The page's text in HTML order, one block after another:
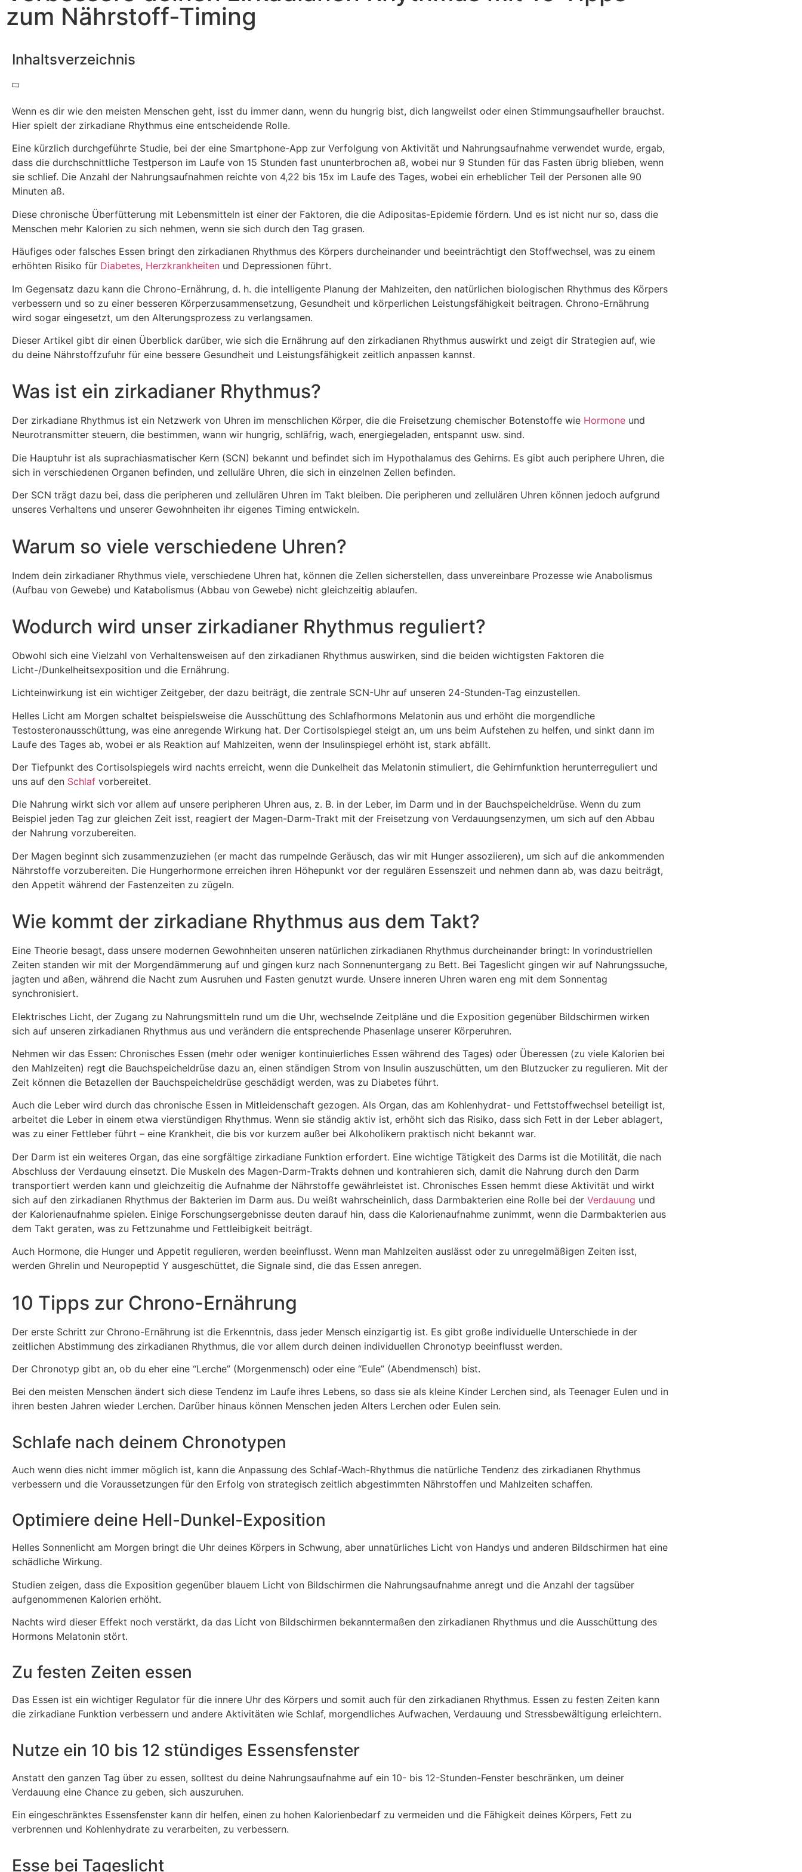
zum Nährstoff-Timing
Inhaltsverzeichnis
Wenn es dir wie den meisten Menschen geht, isst du immer dann, wenn du hungrig bist, dich langweilst oder einen Stimmungsaufheller brauchst.
Hier spielt der zirkadiane Rhythmus eine entscheidende Rolle.
Eine kürzlich durchgeführte Studie, bei der eine Smartphone-App zur Verfolgung von Aktivität und Nahrungsaufnahme verwendet wurde, ergab,
dass die durchschnittliche Testperson im Laufe von 15 Stunden fast ununterbrochen aß, wobei nur 9 Stunden für das Fasten übrig blieben, wenn
sie schlief. Die Anzahl der Nahrungsaufnahmen reichte von 4,22 bis 15x im Laufe des Tages, wobei ein erheblicher Teil der Personen alle 90
Minuten aß.
Diese chronische Überfütterung mit Lebensmitteln ist einer der Faktoren, die die Adipositas-Epidemie fördern. Und es ist nicht nur so, dass die
Menschen mehr Kalorien zu sich nehmen, wenn sie sich durch den Tag grasen.
Häufiges oder falsches Essen bringt den zirkadianen Rhythmus des Körpers durcheinander und beeinträchtigt den Stoffwechsel, was zu einem
erhöhten Risiko für Diabetes, Herzkrankheiten und Depressionen führt.
Im Gegensatz dazu kann die Chrono-Ernährung, d. h. die intelligente Planung der Mahlzeiten, den natürlichen biologischen Rhythmus des Körpers
verbessern und so zu einer besseren Körperzusammensetzung, Gesundheit und körperlichen Leistungsfähigkeit beitragen. Chrono-Ernährung
wird sogar eingesetzt, um den Alterungsprozess zu verlangsamen.
Dieser Artikel gibt dir einen Überblick darüber, wie sich die Ernährung auf den zirkadianen Rhythmus auswirkt und zeigt dir Strategien auf, wie
du deine Nährstoffzufuhr für eine bessere Gesundheit und Leistungsfähigkeit zeitlich anpassen kannst.
Was ist ein zirkadianer Rhythmus?
Der zirkadiane Rhythmus ist ein Netzwerk von Uhren im menschlichen Körper, die die Freisetzung chemischer Botenstoffe wie Hormone und
Neurotransmitter steuern, die bestimmen, wann wir hungrig, schläfrig, wach, energiegeladen, entspannt usw. sind.
Die Hauptuhr ist als suprachiasmatischer Kern (SCN) bekannt und befindet sich im Hypothalamus des Gehirns. Es gibt auch periphere Uhren, die
sich in verschiedenen Organen befinden, und zelluläre Uhren, die sich in einzelnen Zellen befinden.
Der SCN trägt dazu bei, dass die peripheren und zellulären Uhren im Takt bleiben. Die peripheren und zellulären Uhren können jedoch aufgrund
unseres Verhaltens und unserer Gewohnheiten ihr eigenes Timing entwickeln.
Warum so viele verschiedene Uhren?
Indem dein zirkadianer Rhythmus viele, verschiedene Uhren hat, können die Zellen sicherstellen, dass unvereinbare Prozesse wie Anabolismus
(Aufbau von Gewebe) und Katabolismus (Abbau von Gewebe) nicht gleichzeitig ablaufen.
Wodurch wird unser zirkadianer Rhythmus reguliert?
Obwohl sich eine Vielzahl von Verhaltensweisen auf den zirkadianen Rhythmus auswirken, sind die beiden wichtigsten Faktoren die
Licht-/Dunkelheitsexposition und die Ernährung.
Lichteinwirkung ist ein wichtiger Zeitgeber, der dazu beiträgt, die zentrale SCN-Uhr auf unseren 24-Stunden-Tag einzustellen.
Helles Licht am Morgen schaltet beispielsweise die Ausschüttung des Schlafhormons Melatonin aus und erhöht die morgendliche
Testosteronausschüttung, was eine anregende Wirkung hat. Der Cortisolspiegel steigt an, um uns beim Aufstehen zu helfen, und sinkt dann im
Laufe des Tages ab, wobei er als Reaktion auf Mahlzeiten, wenn der Insulinspiegel erhöht ist, stark abfällt.
Der Tiefpunkt des Cortisolspiegels wird nachts erreicht, wenn die Dunkelheit das Melatonin stimuliert, die Gehirnfunktion herunterreguliert und
uns auf den Schlaf vorbereitet.
Die Nahrung wirkt sich vor allem auf unsere peripheren Uhren aus, z. B. in der Leber, im Darm und in der Bauchspeicheldrüse. Wenn du zum
Beispiel jeden Tag zur gleichen Zeit isst, reagiert der Magen-Darm-Trakt mit der Freisetzung von Verdauungsenzymen, um sich auf den Abbau
der Nahrung vorzubereiten.
Der Magen beginnt sich zusammenzuziehen (er macht das rumpelnde Geräusch, das wir mit Hunger assoziieren), um sich auf die ankommenden
Nährstoffe vorzubereiten. Die Hungerhormone erreichen ihren Höhepunkt vor der regulären Essenszeit und nehmen dann ab, was dazu beiträgt,
den Appetit während der Fastenzeiten zu zügeln.
Wie kommt der zirkadiane Rhythmus aus dem Takt?
Eine Theorie besagt, dass unsere modernen Gewohnheiten unseren natürlichen zirkadianen Rhythmus durcheinander bringt: In vorindustriellen
Zeiten standen wir mit der Morgendämmerung auf und gingen kurz nach Sonnenuntergang zu Bett. Bei Tageslicht gingen wir auf Nahrungssuche,
jagten und aßen, während die Nacht zum Ausruhen und Fasten genutzt wurde. Unsere inneren Uhren waren eng mit dem Sonnentag
synchronisiert.
Elektrisches Licht, der Zugang zu Nahrungsmitteln rund um die Uhr, wechselnde Zeitpläne und die Exposition gegenüber Bildschirmen wirken
sich auf unseren zirkadianen Rhythmus aus und verändern die entsprechende Phasenlage unserer Körperuhren.
Nehmen wir das Essen: Chronisches Essen (mehr oder weniger kontinuierliches Essen während des Tages) oder Überessen (zu viele Kalorien bei
den Mahlzeiten) regt die Bauchspeicheldrüse dazu an, einen ständigen Strom von Insulin auszuschütten, um den Blutzucker zu regulieren. Mit der
Zeit können die Betazellen der Bauchspeicheldrüse geschädigt werden, was zu Diabetes führt.
Auch die Leber wird durch das chronische Essen in Mitleidenschaft gezogen. Als Organ, das am Kohlenhydrat- und Fettstoffwechsel beteiligt ist,
arbeitet die Leber in einem etwa vierstündigen Rhythmus. Wenn sie ständig aktiv ist, erhöht sich das Risiko, dass sich Fett in der Leber ablagert,
was zu einer Fettleber führt – eine Krankheit, die bis vor kurzem außer bei Alkoholikern praktisch nicht bekannt war.
Der Darm ist ein weiteres Organ, das eine sorgfältige zirkadiane Funktion erfordert. Eine wichtige Tätigkeit des Darms ist die Motilität, die nach
Abschluss der Verdauung einsetzt. Die Muskeln des Magen-Darm-Trakts dehnen und kontrahieren sich, damit die Nahrung durch den Darm
transportiert werden kann und gleichzeitig die Aufnahme der Nährstoffe gewährleistet ist. Chronisches Essen hemmt diese Aktivität und wirkt
sich auf den zirkadianen Rhythmus der Bakterien im Darm aus. Du weißt wahrscheinlich, dass Darmbakterien eine Rolle bei der Verdauung und
der Kalorienaufnahme spielen. Einige Forschungsergebnisse deuten darauf hin, dass die Kalorienaufnahme zunimmt, wenn die Darmbakterien aus
dem Takt geraten, was zu Fettzunahme und Fettleibigkeit beiträgt.
Auch Hormone, die Hunger und Appetit regulieren, werden beeinflusst. Wenn man Mahlzeiten auslässt oder zu unregelmäßigen Zeiten isst,
werden Ghrelin und Neuropeptid Y ausgeschüttet, die Signale sind, die das Essen anregen.
10 Tipps zur Chrono-Ernährung
Der erste Schritt zur Chrono-Ernährung ist die Erkenntnis, dass jeder Mensch einzigartig ist. Es gibt große individuelle Unterschiede in der
zeitlichen Abstimmung des zirkadianen Rhythmus, die vor allem durch deinen individuellen Chronotyp beeinflusst werden.
Der Chronotyp gibt an, ob du eher eine “Lerche” (Morgenmensch) oder eine “Eule” (Abendmensch) bist.
Bei den meisten Menschen ändert sich diese Tendenz im Laufe ihres Lebens, so dass sie als kleine Kinder Lerchen sind, als Teenager Eulen und in
ihren besten Jahren wieder Lerchen. Darüber hinaus können Menschen jeden Alters Lerchen oder Eulen sein.
Schlafe nach deinem Chronotypen
Auch wenn dies nicht immer möglich ist, kann die Anpassung des Schlaf-Wach-Rhythmus die natürliche Tendenz des zirkadianen Rhythmus
verbessern und die Voraussetzungen für den Erfolg von strategisch zeitlich abgestimmten Nährstoffen und Mahlzeiten schaffen.
Optimiere deine Hell-Dunkel-Exposition
Helles Sonnenlicht am Morgen bringt die Uhr deines Körpers in Schwung, aber unnatürliches Licht von Handys und anderen Bildschirmen hat eine
schädliche Wirkung.
Studien zeigen, dass die Exposition gegenüber blauem Licht von Bildschirmen die Nahrungsaufnahme anregt und die Anzahl der tagsüber
aufgenommenen Kalorien erhöht.
Nachts wird dieser Effekt noch verstärkt, da das Licht von Bildschirmen bekanntermaßen den zirkadianen Rhythmus und die Ausschüttung des
Hormons Melatonin stört.
Zu festen Zeiten essen
Das Essen ist ein wichtiger Regulator für die innere Uhr des Körpers und somit auch für den zirkadianen Rhythmus. Essen zu festen Zeiten kann
die zirkadiane Funktion verbessern und andere Aktivitäten wie Schlaf, morgendliches Aufwachen, Verdauung und Stressbewältigung erleichtern.
Nutze ein 10 bis 12 stündiges Essensfenster
Anstatt den ganzen Tag über zu essen, solltest du deine Nahrungsaufnahme auf ein 10- bis 12-Stunden-Fenster beschränken, um deiner
Verdauung eine Chance zu geben, sich auszuruhen.
Ein eingeschränktes Essensfenster kann dir helfen, einen zu hohen Kalorienbedarf zu vermeiden und die Fähigkeit deines Körpers, Fett zu
verbrennen und Kohlenhydrate zu verarbeiten, zu verbessern.
Esse bei Tageslicht